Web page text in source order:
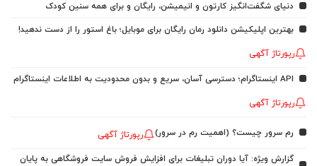
دنیای شگفت‌انگیز کارتون و انیمیشن، رایگان و برای همه سنین کودک
بهترین اپلیکیشن دانلود رمان رایگان برای موبایل؛ باغ استور را از دست ندهید!
رپورتاژ آگهی
API اینستاگرام؛ دسترسی آسان، سریع و بدون محدودیت به اطلاعات اینستاگرام
رپورتاژ آگهی
رم سرور چیست؟ (اهمیت رم در سرور) رپورتاژ آگهی
گزارش ویژه: آیا دوران تبلیغات برای افزایش فروش سایت فروشگاهی به پایان